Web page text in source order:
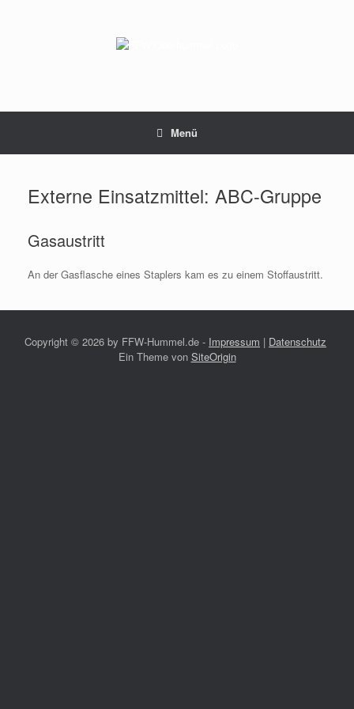
Menü
Externe Einsatzmittel: ABC-Gruppe
Gasaustritt
An der Gasflasche eines Staplers kam es zu einem Stoffaustritt.
Copyright © 2026 by FFW-Hummel.de - Impressum | Datenschutz
Ein Theme von SiteOrigin